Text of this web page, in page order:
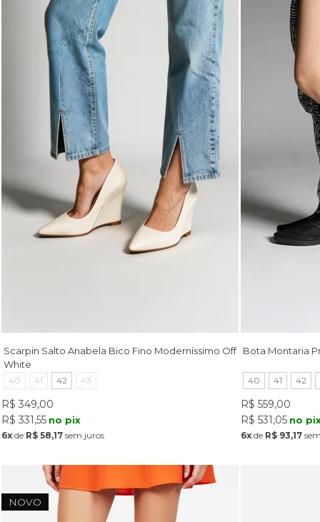
Scarpin Salto Anabela Bico Fino Moderníssimo Off
White
40 41 42 43
R$ 349,00
R$ 331,55 no pix
6xde R$ 58,17sem juros
Bota Montaria
40 41 42
R$ 559,00
R$ 531,05 no
6x de R$ 93,17
NOVO